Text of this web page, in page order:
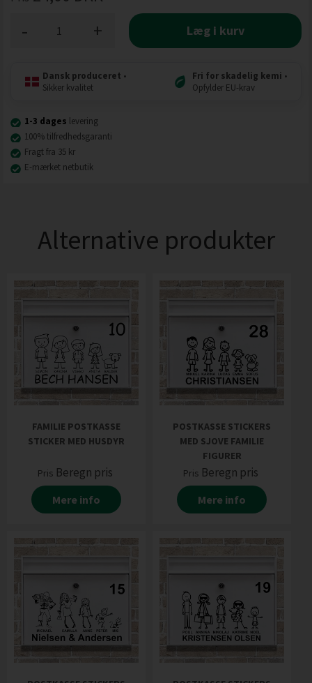
+
- Læg i kurv
Dansk produceret •
Sikker kvalitet
Fri for skadelig kemi •
Opfylder EU-krav
1-3 dages levering
100% tilfredhedsgaranti
Fragt fra 35 kr
E-mærket netbutik
Alternative produkter
FAMILIE POSTKASSE
STICKER MED HUSDYR
Pris Beregn pris
Mere info
POSTKASSE STICKERS
MED SJOVE FAMILIE
FIGURER
Pris Beregn pris
Mere info